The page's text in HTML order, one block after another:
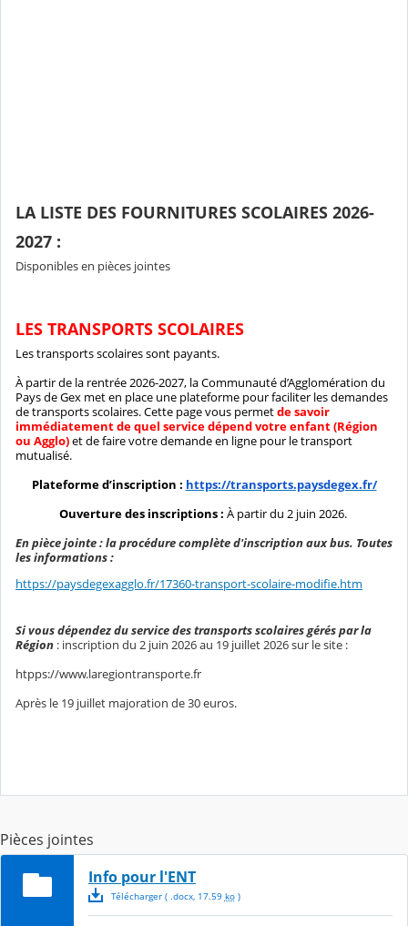
LA LISTE DES FOURNITURES SCOLAIRES 2026-
2027 :
Disponibles en pièces jointes
LES TRANSPORTS SCOLAIRES
Les transports scolaires sont payants.
À partir de la rentrée 2026-2027, la Communauté d’Agglomération du
Pays de Gex met en place une plateforme pour faciliter les demandes
de transports scolaires. Cette page vous permetde savoir
immédiatement de quel service dépend votre enfant (Région
ou Agglo)et de faire votre demande en ligne pour le transport
mutualisé.
Plateforme d’inscription : https://transports.paysdegex.fr/
Ouverture des inscriptions : À partir du 2 juin 2026.
En pièce jointe : la procédure complète d'inscription aux bus. Toutes
les informations :
https://paysdegexagglo.fr/17360-transport-scolaire-modifie.htm
Si vous dépendez du service des transports scolaires gérés par la
Région : inscription du 2 juin 2026 au 19 juillet 2026 sur le site :
htpps://www.laregiontransporte.fr
Après le 19 juillet majoration de 30 euros.
Pièces jointes
Info pour l'ENT
Télécharger( .docx, 17.59 ko)